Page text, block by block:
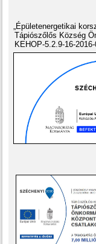
„Épületenergetikai
Tápiószőlős Község
KEHOP-5.2.9-16-